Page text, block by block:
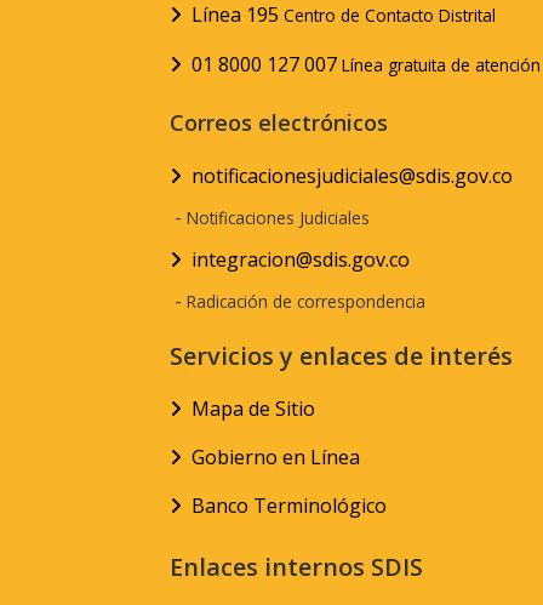
Línea 195 Centro de Contacto Distrital
01 8000 127 007 Línea gratuita de
Correos electrónicos
notificacionesjudiciales@sdis.gov.co
- Notificaciones Judiciales
integracion@sdis.gov.co
- Radicación de correspondencia
Servicios y enlaces de interés
Mapa de Sitio
Gobierno en Línea
Banco Terminológico
Enlaces internos SDIS